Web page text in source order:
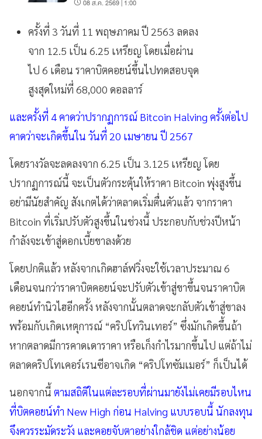
08 ส.ค. 2569 | 1:00
ครั้งที่ 3 วันที่ 11 พฤษภาคม ปี 2563 ลดลง
จาก 12.5 เป็น 6.25 เหรียญ โดยเมื่อผ่าน
ไป 6 เดือน ราคาบิตคอยน์ขึ้นไปทดสอบจุด
สูงสุดใหม่ที่ 68,000 ดอลลาร์
และครั้งที่ 4 คาดว่าปรากฏการณ์ Bitcoin Halving ครั้งต่อไป
คาดว่าจะเกิดขึ้นใน วันที่ 20 เมษายน ปี 2567
โดยรางวัลจะลดลงจาก 6.25 เป็น 3.125 เหรียญ โดย
ปรากฏการณ์นี้ จะเป็นตัวกระตุ้นให้ราคา Bitcoin พุ่งสูงขึ้น
อย่ามีนัยสำคัญ สังเกตได้ว่าตลาดเริ่มตื่นตัวแล้ว จากราคา
Bitcoin ที่เริ่มปรับตัวสูงขึ้นในช่วงนี้ ประกอบกับช่วงปีหน้า
กำลังจะเข้าสู่ดอกเบี้ยขาลงด้วย
โดยปกติแล้ว หลังจากเกิดฮาล์ฟวิ่งจะใช้เวลาประมาณ 6
เดือนจนกว่าราคาบิตคอยน์จะปรับตัวเข้าสู่ขาขึ้นจนราคาบิต
คอยน์ทำนิวไฮอีกครั้ง หลังจากนั้นตลาดจะกลับตัวเข้าสู่ขาลง
พร้อมกับเกิดเหตุการณ์ “คริปโทวินเทอร์” ซึ่งมักเกิดขึ้นถ้า
หากตลาดมีการคาดเดาราคา หรือเก็งกำไรมากขึ้นไป แต่ถ้าไม่
ตลาดคริปโทเคอร์เรนซีอาจเกิด “คริปโทซัมเมอร์” ก็เป็นได้
นอกจากนี้ ตามสถิติในแต่ละรอบที่ผ่านมายังไม่เคยมีรอบไหน
ที่บิตคอยน์ทำ New High ก่อน Halving แบบรอบนี้ นักลงทุน
จึงควรระมัดระวัง และคอยจับตาอย่างใกล้ชิด แต่อย่างน้อย